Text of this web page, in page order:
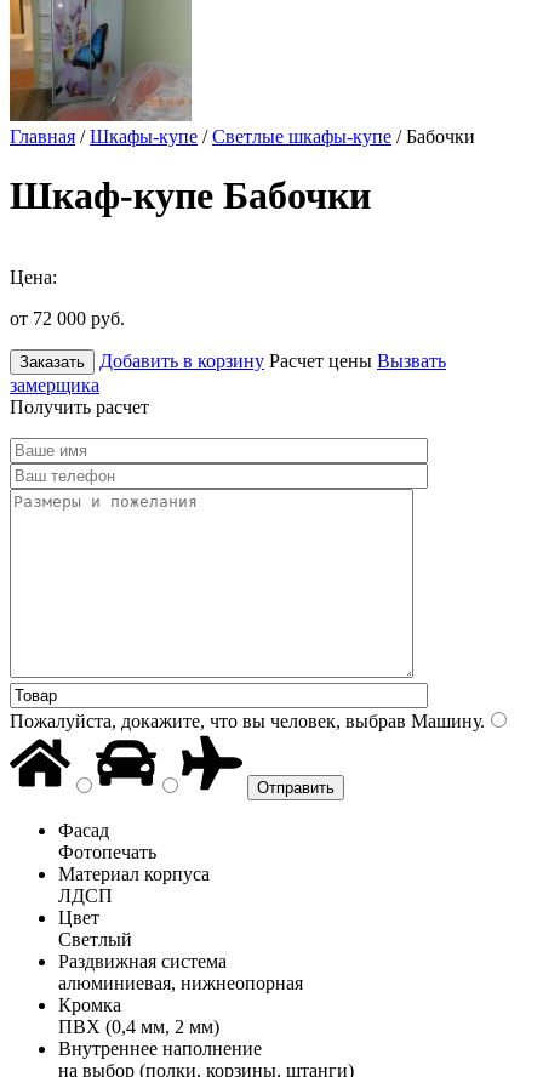
Главная /Шкафы-купе /Светлые шкафы-купе / Бабочки
Шкаф-купе Бабочки
Цена:
от 72 000 руб.
Заказать Добавить в корзину Расчет цены Вызвать
замерщика
Получить расчет
Пожалуйста, докажите, что вы человек, выбрав Машину.
Фасад
Фотопечать
Материал корпуса
ЛДСП
Цвет
Светлый
Раздвижная система
алюминиевая, нижнеопорная
Кромка
ПВХ (0,4 мм, 2 мм)
Внутреннее наполнение
на выбор (полки, корзины, штанги)